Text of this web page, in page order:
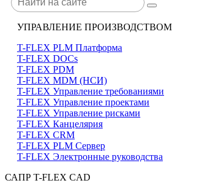
УПРАВЛЕНИЕ ПРОИЗВОДСТВОМ
T-FLEX PLM Платформа
T-FLEX DOCs
T-FLEX PDM
T-FLEX MDM (НСИ)
T-FLEX Управление требованиями
T-FLEX Управление проектами
T-FLEX Управление рисками
T-FLEX Канцелярия
T-FLEX CRM
T-FLEX PLM Сервер
T-FLEX Электронные руководства
САПР T-FLEX CAD